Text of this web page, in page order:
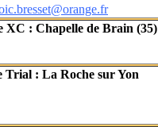
XC : Chapelle de Brain (35)
Trial : La Roche sur Yon